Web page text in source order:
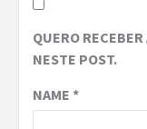
QUERO
NESTE POST.
NAME *